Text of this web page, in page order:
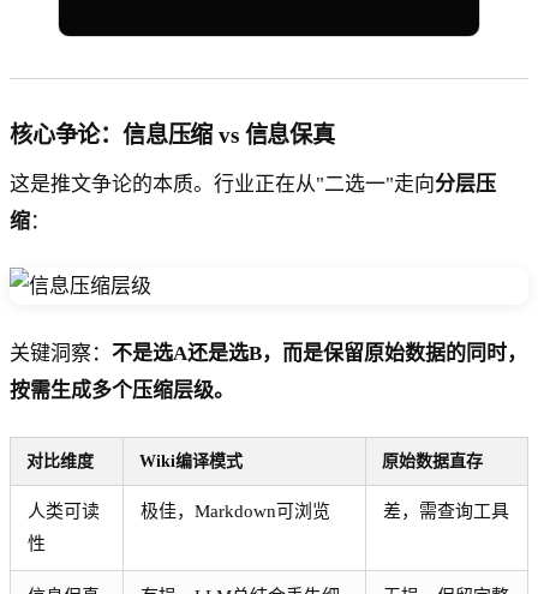
核心争论：信息压缩 vs 信息保真
这是推文争论的本质。行业正在从"二选一"走向分层压
缩：
关键洞察： 不是选A还是选B，而是保留原始数据的同时，
按需生成多个压缩层级。
对比维度 Wiki编译模式 原始数据直存
人类可读
性
极佳，Markdown可浏览 差，需查询工具